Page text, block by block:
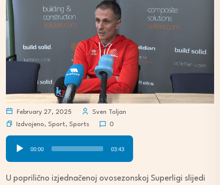
February 27, 2025
Sven Toljan
Izdvojeno, Sport, Sports 0
00:00 03:43
U poprilično izjednačenoj ovosezonskoj Superligi slijedi